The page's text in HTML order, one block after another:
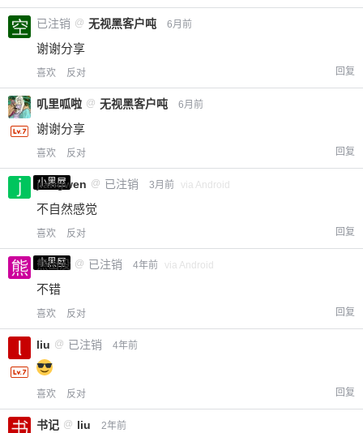
已注销 @ 无视黑客户吨 6月前
谢谢分享
喜欢 反对 回复
叽里呱啦 @ 无视黑客户吨 6月前
谢谢分享
喜欢 反对 回复
小黑屋
jiangwen @ 已注销 3月前 via Android
不自然感觉
喜欢 反对 回复
小黑屋
熊出没 @ 已注销 4年前 via Android
不错
喜欢 反对 回复
liu @ 已注销 4年前
喜欢 反对 回复
书记 @ liu 2年前